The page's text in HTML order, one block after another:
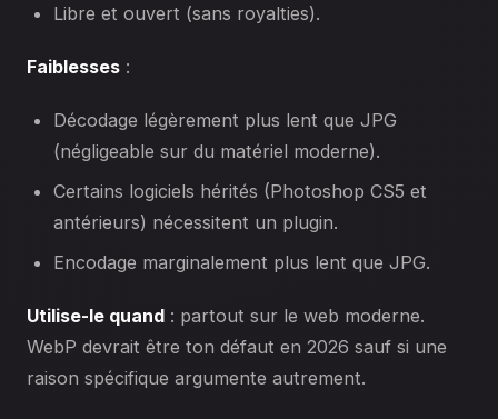
Libre et ouvert (sans royalties).
Faiblesses :
Décodage légèrement plus lent que JPG
(négligeable sur du matériel moderne).
Certains logiciels hérités (Photoshop CS5 et
antérieurs) nécessitent un plugin.
Encodage marginalement plus lent que JPG.
Utilise-le quand : partout sur le web moderne.
WebP devrait être ton défaut en 2026 sauf si une
raison spécifique argumente autrement.